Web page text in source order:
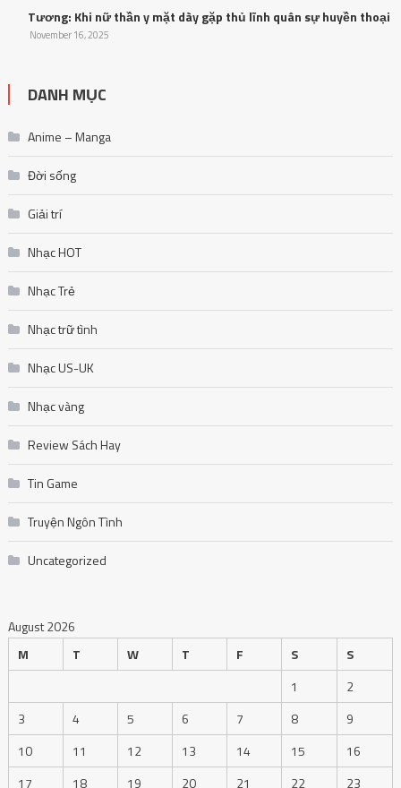
Tương: Khi nữ thần y mặt dày gặp thủ lĩnh quân sự huyền thoại
November 16, 2025
DANH MỤC
Anime – Manga
Đời sống
Giải trí
Nhạc HOT
Nhạc Trẻ
Nhạc trữ tình
Nhạc US-UK
Nhạc vàng
Review Sách Hay
Tin Game
Truyện Ngôn Tình
Uncategorized
August 2026
M
T W T F S
S
1
2
3
4 5 6 7 8
9
10
11 12 13 14 15
16
17
18 19 20 21 22 23